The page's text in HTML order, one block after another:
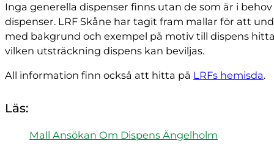
Inga generella dispenser finns utan de som är i
dispenser. LRF Skåne har tagit fram mallar för att
med bakgrund och exempel på motiv till dispens
vilken utsträckning dispens kan beviljas.
All information finn också att hitta på LRFs hemisda.
Läs:
Mall Ansökan Om Dispens Ängelholm